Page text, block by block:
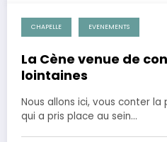
17 août 2015
CHAPELLE EVENEMENTS
La Cène venue de
lointaines
Nous allons ici, vous conter
qui a pris place au sein…